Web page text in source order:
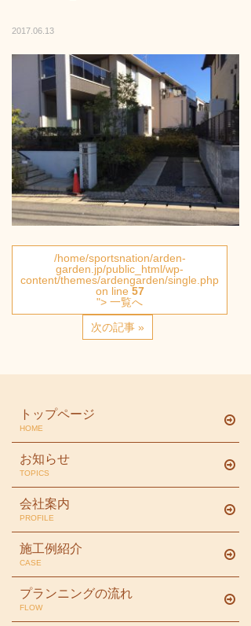
2017.06.13
/home/sportsnation/arden-
garden.jp/public_html/wp-
content/themes/ardengarden/single.php
on line 57
"> 一覧へ
次の記事 »
トップページ
HOME
お知らせ
TOPICS
会社案内
PROFILE
施工例紹介
CASE
プランニングの流れ
FLOW